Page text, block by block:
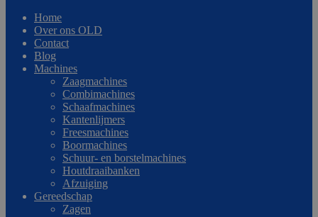
Home
Over ons OLD
Contact
Blog
Machines
Zaagmachines
Combimachines
Schaafmachines
Kantenlijmers
Freesmachines
Boormachines
Schuur- en borstelmachines
Houtdraaibanken
Afzuiging
Gereedschap
Zagen